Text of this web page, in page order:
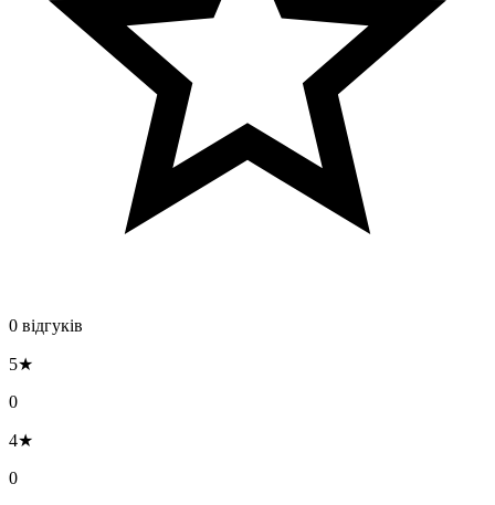
0 відгуків
5★
0
4★
0